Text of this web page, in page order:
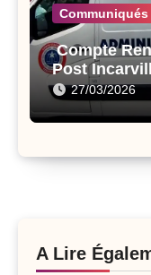
Communiqués
Compte
Post
27/03/2026
A Lire